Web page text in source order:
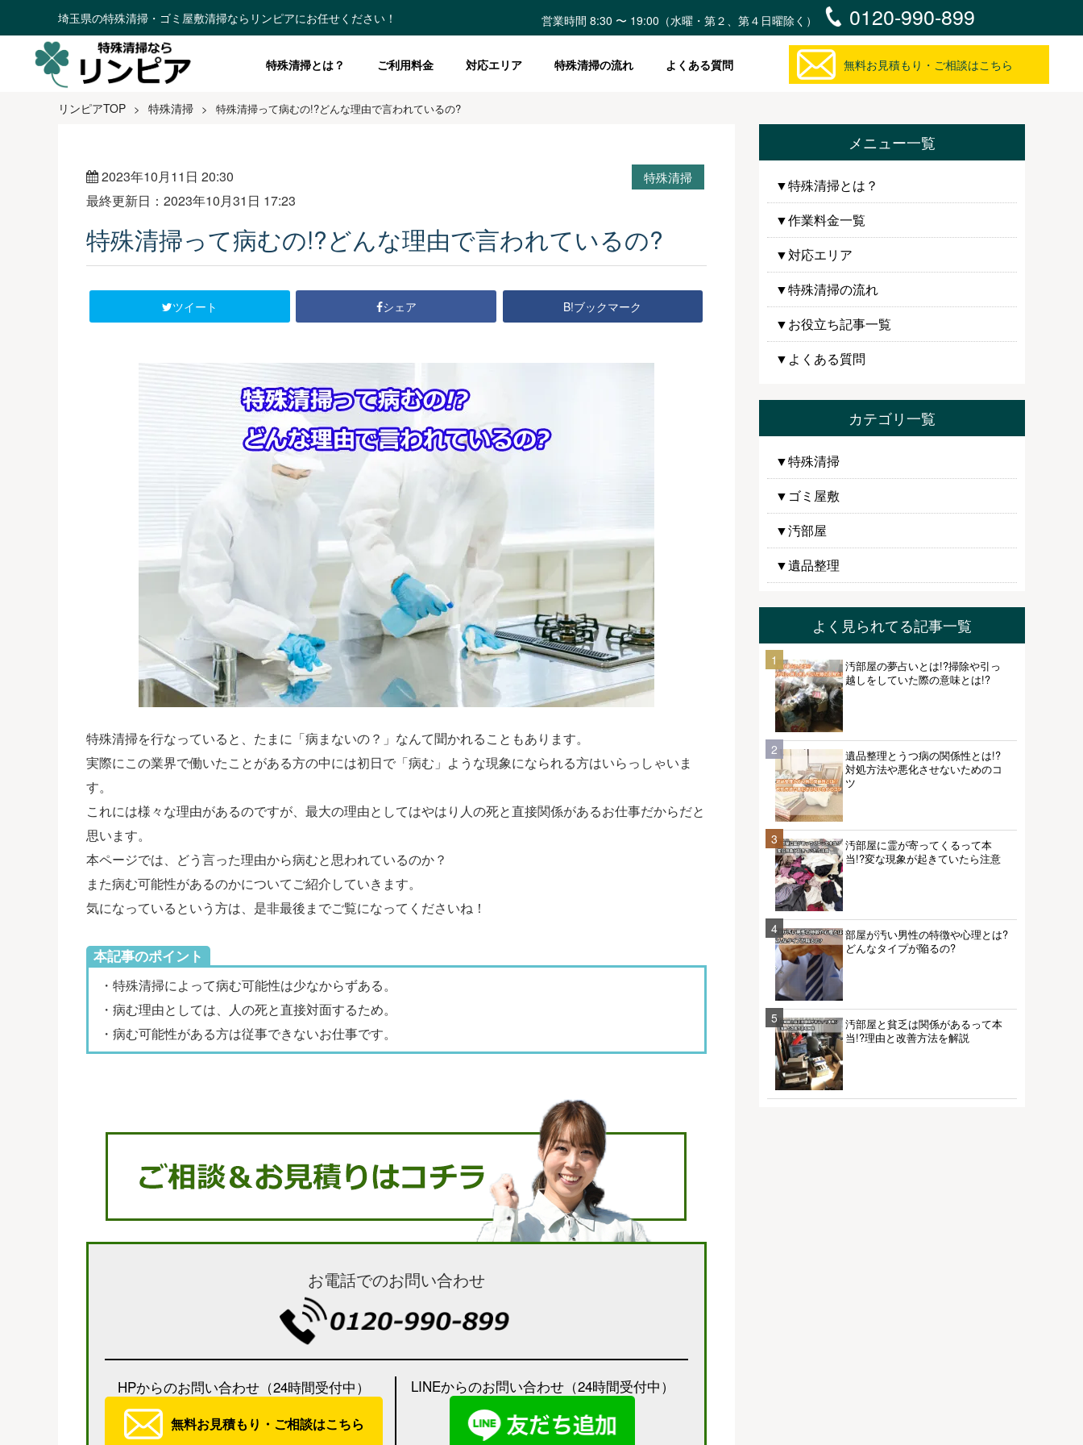
埼玉県の特殊清掃・ゴミ屋敷清掃ならリンピアにお任せください！ 営業時間 8:30 〜 19:00（水曜・第２、第４日曜除く） 0120-990-899
特殊清掃とは？ ご利用料金 対応エリア 特殊清掃の流れ よくある質問 無料お見積もり・ご相談はこちら
リンピアTOP > 特殊清掃 > 特殊清掃って病むの!?どんな理由で言われているの?
2023年10月11日 20:30
最終更新日：2023年10月31日 17:23
特殊清掃
特殊清掃って病むの!?どんな理由で言われているの?
ツイート シェア B!ブックマーク
特殊清掃を行なっていると、たまに「病まないの？」なんて聞かれることもあります。
実際にこの業界で働いたことがある方の中には初日で「病む」ような現象になられる方はいらっしゃいま
す。
これには様々な理由があるのですが、最大の理由としてはやはり人の死と直接関係があるお仕事だからだと
思います。
本ページでは、どう言った理由から病むと思われているのか？
また病む可能性があるのかについてご紹介していきます。
気になっているという方は、是非最後までご覧になってくださいね！
本記事のポイント
・特殊清掃によって病む可能性は少なからずある。
・病む理由としては、人の死と直接対面するため。
・病む可能性がある方は従事できないお仕事です。
お電話でのお問い合わせ
HPからのお問い合わせ（24時間受付中）
無料お見積もり・ご相談はこちら
LINEからのお問い合わせ（24時間受付中）
メニュー一覧
▼特殊清掃とは？
▼作業料金一覧
▼対応エリア
▼特殊清掃の流れ
▼お役立ち記事一覧
▼よくある質問
カテゴリ一覧
▼特殊清掃
▼ゴミ屋敷
▼汚部屋
▼遺品整理
よく見られてる記事一覧
1
汚部屋の夢占いとは!?掃除や引っ
越しをしていた際の意味とは!?
2
遺品整理とうつ病の関係性とは!?
対処方法や悪化させないためのコ
ツ
3
汚部屋に霊が寄ってくるって本
当!?変な現象が起きていたら注意
4
部屋が汚い男性の特徴や心理とは?
どんなタイプが陥るの?
5
汚部屋と貧乏は関係があるって本
当!?理由と改善方法を解説